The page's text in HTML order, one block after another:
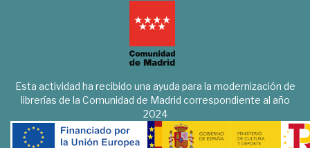
Esta actividad ha recibido una ayuda para la modernización de
librerías de la Comunidad de Madrid correspondiente al año
2024